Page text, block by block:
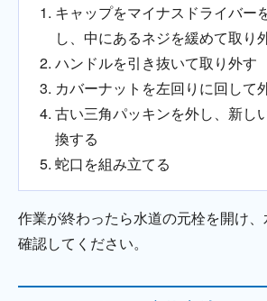
キャップをマイナスドライバー
し、中にあるネジを緩めて取り
ハンドルを引き抜いて取り外す
カバーナットを左回りに回して
古い三角パッキンを外し、新し
換する
蛇口を組み立てる
作業が終わったら水道の元栓を開け
確認してください。